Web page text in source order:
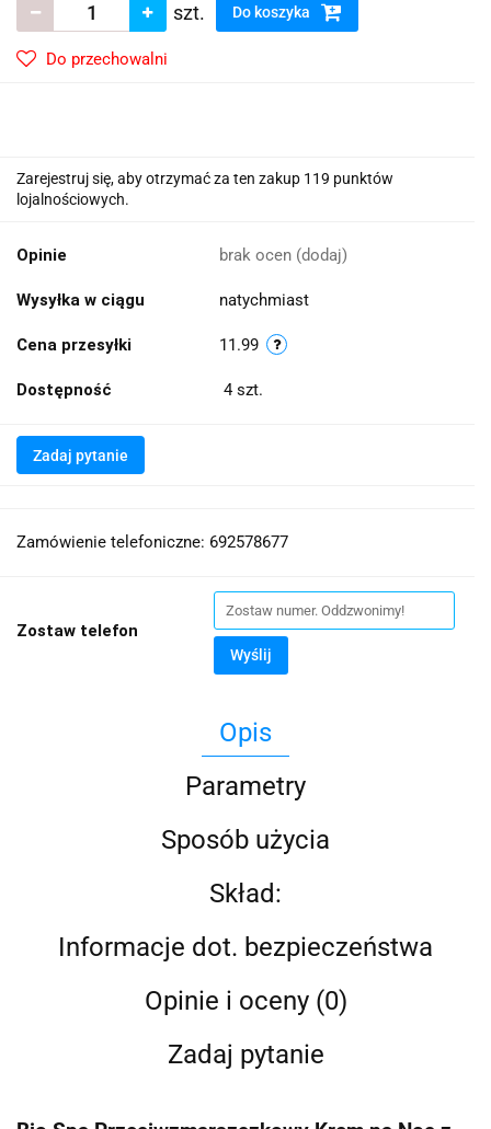
szt. Do koszyka
Do przechowalni
Zarejestruj się, aby otrzymać za ten zakup 119 punktów
lojalnościowych.
Opinie brak ocen (dodaj)
Wysyłka w ciągu natychmiast
Cena przesyłki 11.99
Dostępność 4 szt.
Zadaj pytanie
Zamówienie telefoniczne: 692578677
Zostaw telefon
Wyślij
Opis
Parametry
Sposób użycia
Skład:
Informacje dot. bezpieczeństwa
Opinie i oceny (0)
Zadaj pytanie